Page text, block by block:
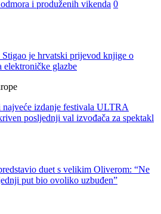
i produženih vikenda 0
je hrvatski prijevod knjige o
elektroničke glazbe
izdanje festivala ULTRA
posljednji val izvođača za spektakl
duet s velikim Oliverom: “Ne
put bio ovoliko uzbuđen”